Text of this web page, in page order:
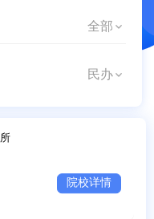
所
院校详情